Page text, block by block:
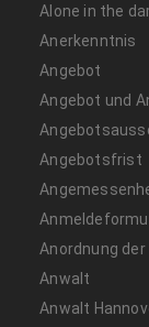
Alone in the
Anerkenntnis
Angebot
Angebot und
Angebotsfrist
Anordnung
Anwalt
Anwalt